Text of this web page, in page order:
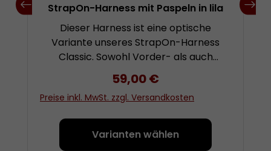
StrapOn-Harness mit Paspeln in lila
Dieser Harness ist eine optische
Variante unseres StrapOn-Harness
Classic. Sowohl Vorder- als auch
Rückenteil sind mit lila-farbenen
Paspeln eingefasst und die Nähte
entsprechend abgesetzt. Den
speziell auf die „Stubs“-Serie von Fun
Factory abgestimmt. Er kann aber auch
Regulärer Preis:
59,00 €
Preise inkl. MwSt. zzgl. Versandkosten
Varianten wählen